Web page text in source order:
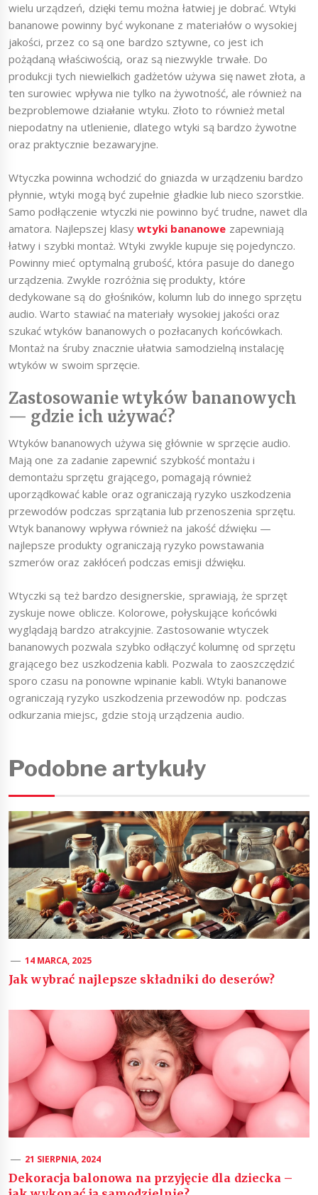
wielu urządzeń, dzięki temu można łatwiej je dobrać. Wtyki
bananowe powinny być wykonane z materiałów o wysokiej
jakości, przez co są one bardzo sztywne, co jest ich
pożądaną właściwością, oraz są niezwykle trwałe. Do
produkcji tych niewielkich gadżetów używa się nawet złota, a
ten surowiec wpływa nie tylko na żywotność, ale również na
bezproblemowe działanie wtyku. Złoto to również metal
niepodatny na utlenienie, dlatego wtyki są bardzo żywotne
oraz praktycznie bezawaryjne.
Wtyczka powinna wchodzić do gniazda w urządzeniu bardzo
płynnie, wtyki mogą być zupełnie gładkie lub nieco szorstkie.
Samo podłączenie wtyczki nie powinno być trudne, nawet dla
amatora. Najlepszej klasy wtyki bananowe zapewniają
łatwy i szybki montaż. Wtyki zwykle kupuje się pojedynczo.
Powinny mieć optymalną grubość, która pasuje do danego
urządzenia. Zwykle rozróżnia się produkty, które
dedykowane są do głośników, kolumn lub do innego sprzętu
audio. Warto stawiać na materiały wysokiej jakości oraz
szukać wtyków bananowych o pozłacanych końcówkach.
Montaż na śruby znacznie ułatwia samodzielną instalację
wtyków w swoim sprzęcie.
Zastosowanie wtyków bananowych
— gdzie ich używać?
Wtyków bananowych używa się głównie w sprzęcie audio.
Mają one za zadanie zapewnić szybkość montażu i
demontażu sprzętu grającego, pomagają również
uporządkować kable oraz ograniczają ryzyko uszkodzenia
przewodów podczas sprzątania lub przenoszenia sprzętu.
Wtyk bananowy wpływa również na jakość dźwięku —
najlepsze produkty ograniczają ryzyko powstawania
szmerów oraz zakłóceń podczas emisji dźwięku.
Wtyczki są też bardzo designerskie, sprawiają, że sprzęt
zyskuje nowe oblicze. Kolorowe, połyskujące końcówki
wyglądają bardzo atrakcyjnie. Zastosowanie wtyczek
bananowych pozwala szybko odłączyć kolumnę od sprzętu
grającego bez uszkodzenia kabli. Pozwala to zaoszczędzić
sporo czasu na ponowne wpinanie kabli. Wtyki bananowe
ograniczają ryzyko uszkodzenia przewodów np. podczas
odkurzania miejsc, gdzie stoją urządzenia audio.
Podobne artykuły
14 MARCA, 2025
Jak wybrać najlepsze składniki do deserów?
21 SIERPNIA, 2024
Dekoracja balonowa na przyjęcie dla dziecka –